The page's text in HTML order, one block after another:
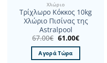
Χλώριο
Τρίχλωρο Κόκκος 10kg
Χλώριο Πισίνας της
Astralpool
67.00€ Original
was:
67.00€.
61.00€Η
τιμή
Αγορά Τώρα